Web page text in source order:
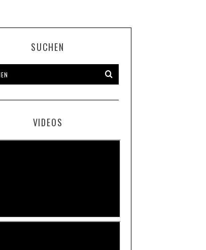
SUCHEN
VIDEOS